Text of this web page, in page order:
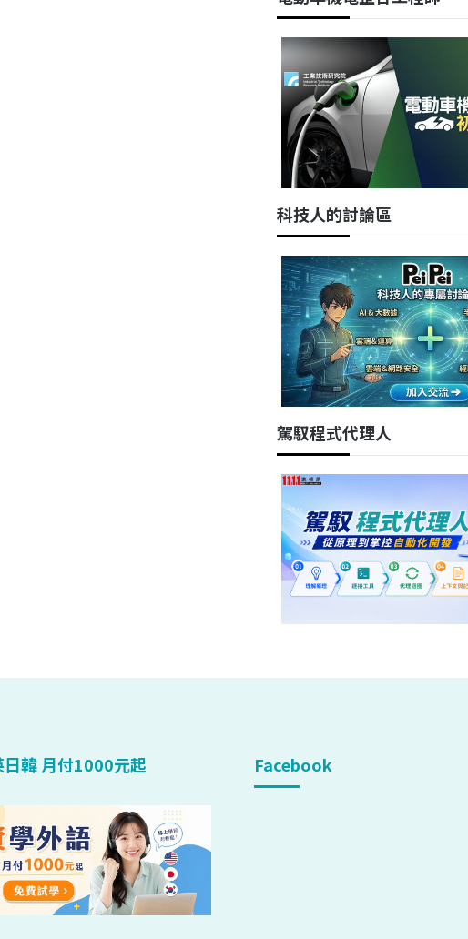
科技人的討論區
駕馭程式代理人
韓 月付1000元起 Facebook